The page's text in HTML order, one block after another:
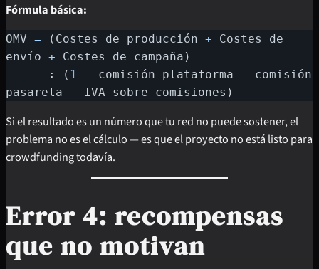
Fórmula básica:
OMV = ( Costes de producción + Costes de
envío + Costes de campaña )
      ÷
( 1 - comisión plataforma -
comisión
pasarela
- IVA sobre comisiones )
Si el resultado es un número que tu red no puede sostener, el
problema no es el cálculo — es que el proyecto no está listo para
crowdfunding todavía.
Error 4: recompensas
que no motivan